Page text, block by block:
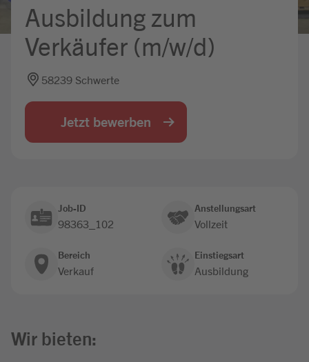
Mein Kandidat:innenprofil
Ausbildung zum
Verkäufer (m/w/d)
58239 Schwerte
Jetzt bewerben
Job-ID
98363_102
Anstellungsart
Vollzeit
Bereich
Verkauf
Einstiegsart
Ausbildung
Wir bieten: